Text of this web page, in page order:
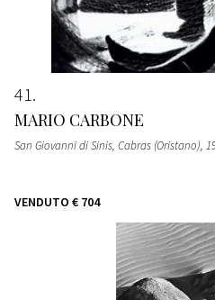
41
MARIO CARBONE
San Giovanni di Sinis, Cabras (Oristano),
VENDUTO € 704